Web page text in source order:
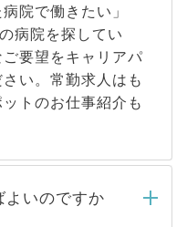
院で働きたい」
病院を探してい
要望をキャリアパ
い。常勤求人はも
トのお仕事紹介も
よいのですか